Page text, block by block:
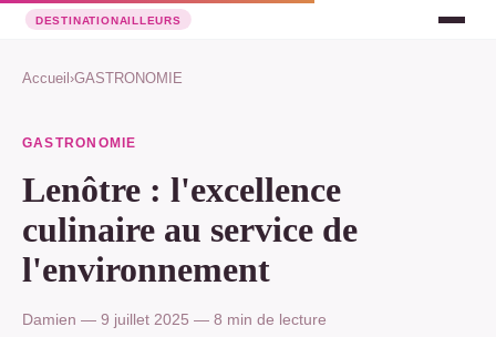
Accueil ›GASTRONOMIE
GASTRONOMIE
Lenôtre : l'excellence
culinaire au service de
l'environnement
Damien — 9 juillet 2025 — 8 min de lecture